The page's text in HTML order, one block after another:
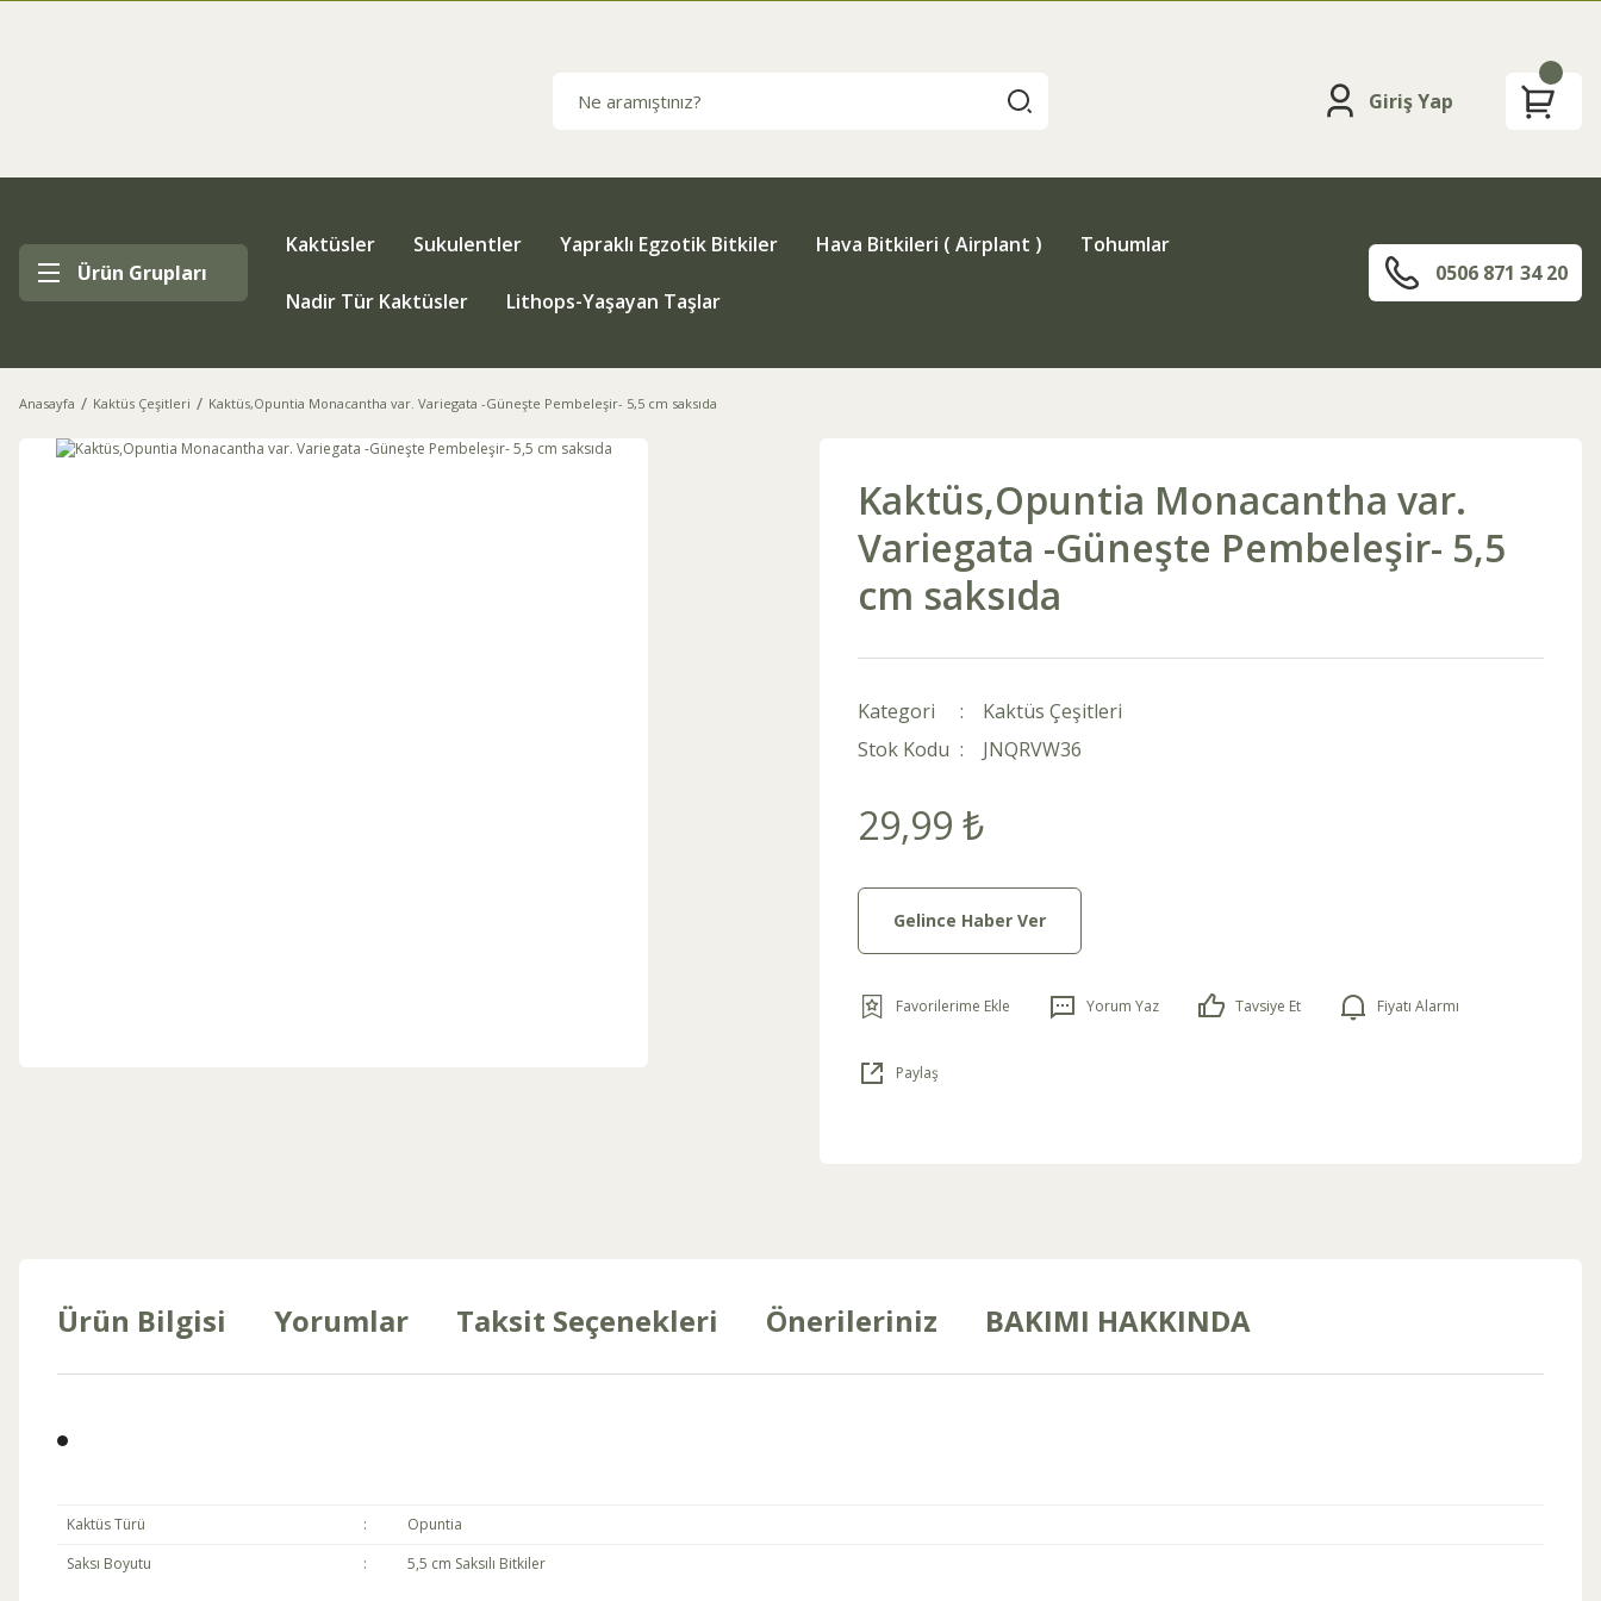
Giriş Yap
Ürün Grupları
Kaktüsler Sukulentler Yapraklı Egzotik Bitkiler Hava Bitkileri ( Airplant ) Tohumlar
Nadir Tür Kaktüsler Lithops-Yaşayan Taşlar
0506 871 34 20
Anasayfa Kaktüs Çeşitleri Kaktüs,Opuntia Monacantha var. Variegata -Güneşte Pembeleşir- 5,5 cm saksıda
Kaktüs,Opuntia Monacantha var.
Variegata -Güneşte Pembeleşir- 5,5
cm saksıda
Kategori
Kaktüs Çeşitleri
Stok Kodu
JNQRVW36
29,99 ₺
Gelince Haber Ver
Yorum Yaz Tavsiye Et Fiyatı Alarmı
Paylaş
Ürün Bilgisi Yorumlar Taksit Seçenekleri Önerileriniz BAKIMI HAKKINDA
Kaktüs Türü :
Opuntia
Saksı Boyutu
: 5,5 cm Saksılı Bitkiler